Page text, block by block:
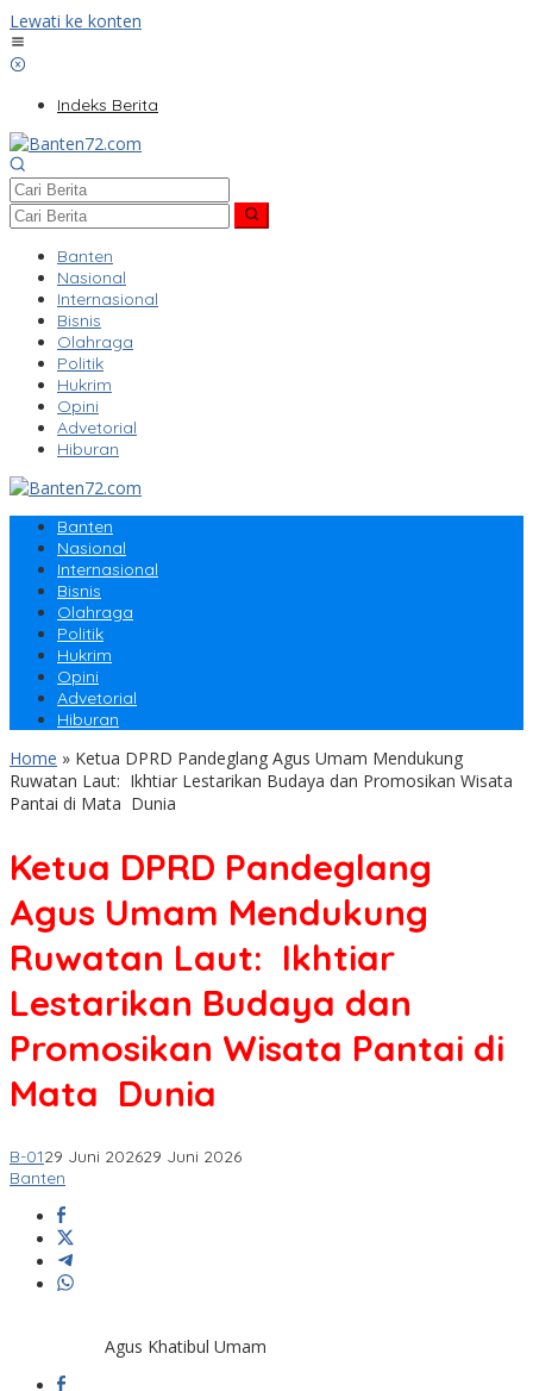
Lewati ke konten
Indeks Berita
Banten
Nasional
Internasional
Bisnis
Olahraga
Politik
Hukrim
Opini
Advetorial
Hiburan
Banten
Nasional
Internasional
Bisnis
Olahraga
Politik
Hukrim
Opini
Advetorial
Hiburan
Home » Ketua DPRD Pandeglang Agus Umam Mendukung
Ruwatan Laut: Ikhtiar Lestarikan Budaya dan Promosikan Wisata
Pantai di Mata Dunia
Ketua DPRD Pandeglang
Agus Umam Mendukung
Ruwatan Laut: Ikhtiar
Lestarikan Budaya dan
Promosikan Wisata Pantai di
Mata Dunia
B-0129 Juni 202629 Juni 2026
Banten
Agus Khatibul Umam